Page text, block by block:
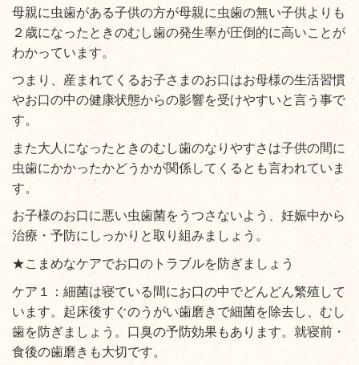
母親に虫歯がある子供の方が母親に虫歯の無い子供よりも
２歳になったときのむし歯の発生率が圧倒的に高いことが
わかっています。
つまり、産まれてくるお子さまのお口はお母様の生活習慣
やお口の中の健康状態からの影響を受けやすいと言う事で
す。
また大人になったときのむし歯のなりやすさは子供の間に
虫歯にかかったかどうかが関係してくるとも言われていま
す。
お子様のお口に悪い虫歯菌をうつさないよう、妊娠中から
治療・予防にしっかりと取り組みましょう。
★こまめなケアでお口のトラブルを防ぎましょう
ケア１：細菌は寝ている間にお口の中でどんどん繁殖して
います。起床後すぐのうがい歯磨きで細菌を除去し、むし
歯を防ぎましょう。口臭の予防効果もあります。就寝前・
食後の歯磨きも大切です。